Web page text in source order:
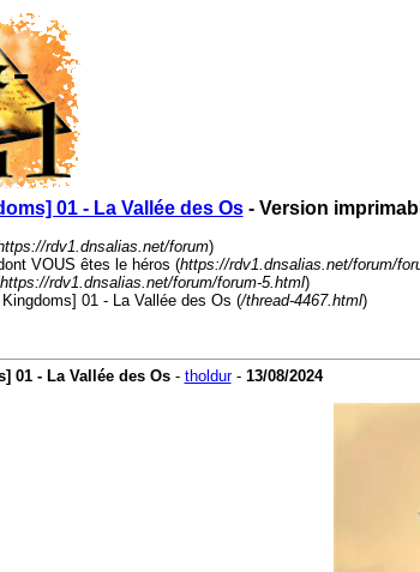
01 - La Vallée des Os- Version
rdv1.dnsalias.net/forum)
VOUS êtes le héros (https://rdv1.dnsalias.net/forum/
https://rdv1.dnsalias.net/forum/forum-5.html)
01 - La Vallée des Os (/thread-4467.html)
01 - La Vallée des Os- tholdur- 13/08/2024